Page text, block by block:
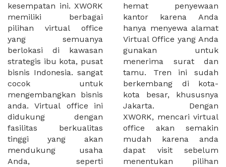
kesempatan ini. XWORK
memiliki berbagai
pilihan virtual office
yang semuanya
berlokasi di kawasan
strategis ibu kota, pusat
bisnis Indonesia. sangat
cocok untuk
mengembangkan bisnis
anda. Virtual office ini
didukung dengan
fasilitas berkualitas
tinggi yang akan
mendukung usaha
Anda, seperti
hemat penyewaan
kantor karena Anda
hanya menyewa alamat
Virtual Office yang Anda
gunakan untuk
menerima surat dan
tamu. Tren ini sudah
berkembang di kota-
kota besar, khususnya
Jakarta. Dengan
XWORK, mencari virtual
office akan semakin
mudah karena anda
dapat visit sebelum
menentukan pilihan